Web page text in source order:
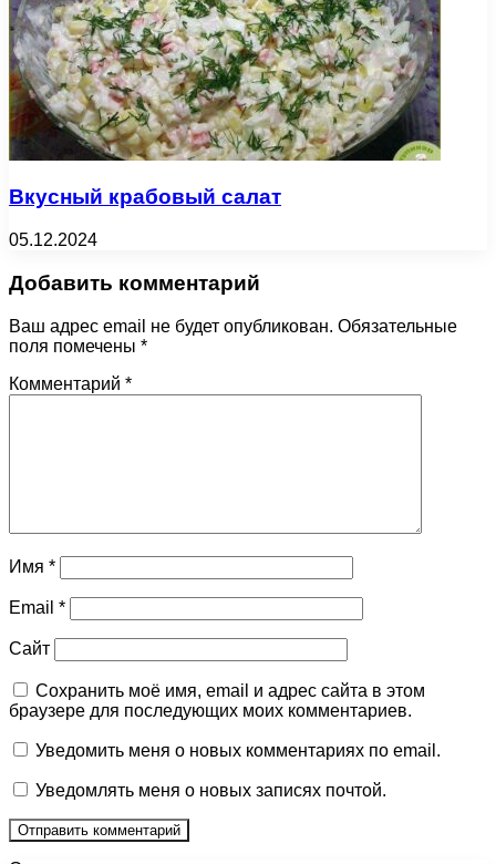
Вкусный крабовый салат
05.12.2024
Добавить комментарий
Ваш адрес email не будет опубликован. Обязательные
поля помечены *
Комментарий *
Имя *
Email *
Сайт
Сохранить моё имя, email и адрес сайта в этом
браузере для последующих моих комментариев.
Уведомить меня о новых комментариях по email.
Уведомлять меня о новых записях почтой.